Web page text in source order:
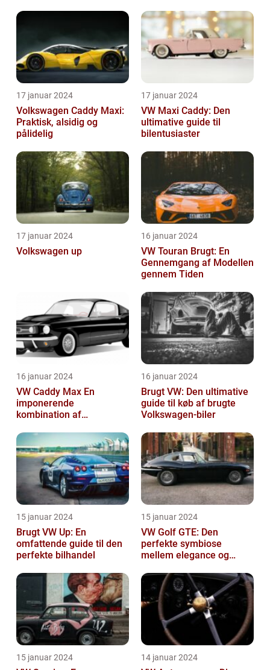
17 januar 2024
Volkswagen Caddy Maxi:
Praktisk, alsidig og
pålidelig
17 januar 2024
VW Maxi Caddy: Den
ultimative guide til
bilentusiaster
17 januar 2024
Volkswagen up
16 januar 2024
VW Touran Brugt: En
Gennemgang af Modellen
gennem Tiden
16 januar 2024
VW Caddy Max En
imponerende
kombination af
og komfort
16 januar 2024
Brugt VW: Den ultimative
guide til køb af brugte
Volkswagen-biler
15 januar 2024
Brugt VW Up: En
omfattende guide til den
perfekte bilhandel
15 januar 2024
VW Golf GTE: Den
perfekte symbiose
mellem elegance og
15 januar 2024 14 januar 2024